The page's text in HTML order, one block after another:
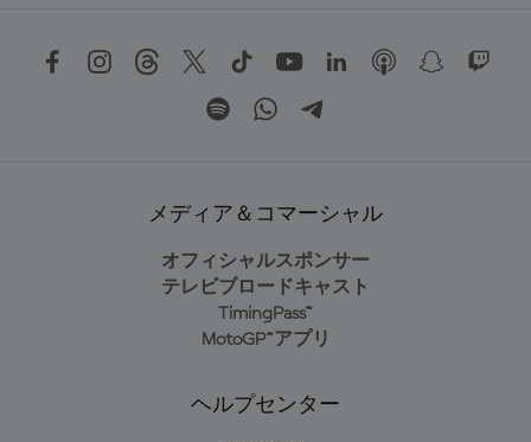
メディア＆コマーシャル
オフィシャルスポンサー
テレビブロードキャスト
TimingPass™
MotoGP™アプリ
ヘルプセンター